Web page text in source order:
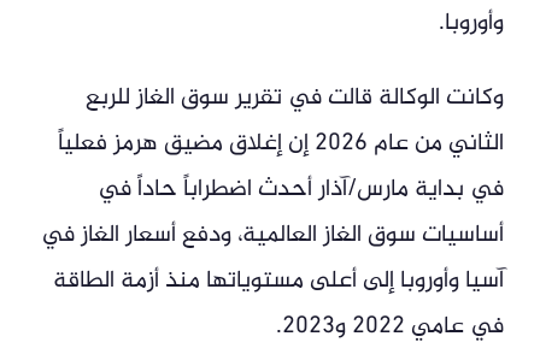
وأوروبا.
وكانت الوكالة قالت في تقرير سوق الغاز للربع
الثاني من عام 2026 إن إغلاق مضيق هرمز فعلياً
في بداية مارس/آذار أحدث اضطراباً حاداً في
أساسيات سوق الغاز العالمية، ودفع أسعار الغاز في
آسيا وأوروبا إلى أعلى مستوياتها منذ أزمة الطاقة
في عامي 2022 و2023.